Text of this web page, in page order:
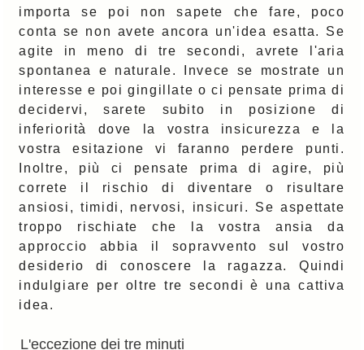
importa se poi non sapete che fare, poco
conta se non avete ancora un'idea esatta. Se
agite in meno di tre secondi, avrete l'aria
spontanea e naturale. Invece se mostrate un
interesse e poi gingillate o ci pensate prima di
decidervi, sarete subito in posizione di
inferiorità dove la vostra insicurezza e la
vostra esitazione vi faranno perdere punti.
Inoltre, più ci pensate prima di agire, più
correte il rischio di diventare o risultare
ansiosi, timidi, nervosi, insicuri. Se aspettate
troppo rischiate che la vostra ansia da
approccio abbia il sopravvento sul vostro
desiderio di conoscere la ragazza. Quindi
indulgiare per oltre tre secondi è una cattiva
idea.
L'eccezione dei tre minuti